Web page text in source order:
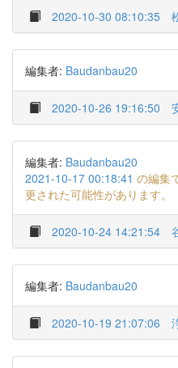
2020-10-30 08:10:35
編集者: Baudanbau20
2020-10-26 19:16:50
編集者: Baudanbau20
2021-10-17 00:18:41 の編集
更された可能性があります。
2020-10-24 14:21:54
編集者: Baudanbau20
2020-10-19 21:07:06